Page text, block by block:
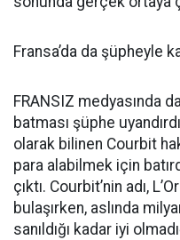
Fransa’da da şüpheyle
FRANSIZ medyasında
batması şüphe
olarak bilinen Courbit
para alabilmek için
çıktı. Courbit’nin adı,
bulaşırken, aslında
sanıldığı kadar iyi